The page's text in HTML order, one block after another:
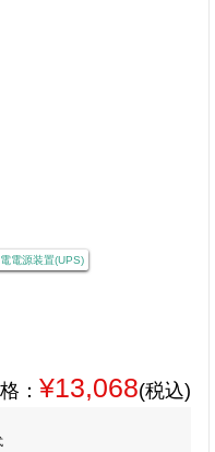
電源装置(UPS)
： ¥13,068(税込)